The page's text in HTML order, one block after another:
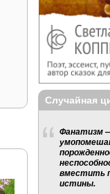
Случайная
Фанатизм
вместить
истины.